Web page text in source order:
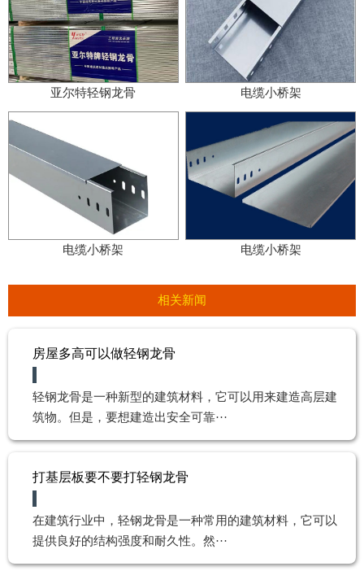
亚尔特轻钢龙骨 电缆小桥架
电缆小桥架 电缆小桥架
相关新闻
房屋多高可以做轻钢龙骨
轻钢龙骨是一种新型的建筑材料，它可以用来建造高层建
筑物。但是，要想建造出安全可靠···
打基层板要不要打轻钢龙骨
在建筑行业中，轻钢龙骨是一种常用的建筑材料，它可以
提供良好的结构强度和耐久性。然···